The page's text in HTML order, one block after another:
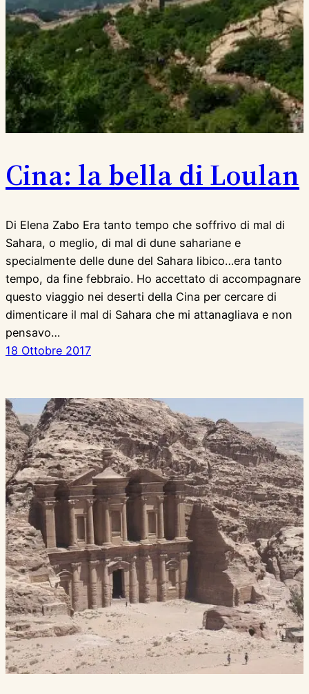
Cina: la bella di Loulan
Di Elena Zabo Era tanto tempo che soffrivo di mal di
Sahara, o meglio, di mal di dune sahariane e
specialmente delle dune del Sahara libico…era tanto
tempo, da fine febbraio. Ho accettato di accompagnare
questo viaggio nei deserti della Cina per cercare di
dimenticare il mal di Sahara che mi attanagliava e non
pensavo…
18 Ottobre 2017